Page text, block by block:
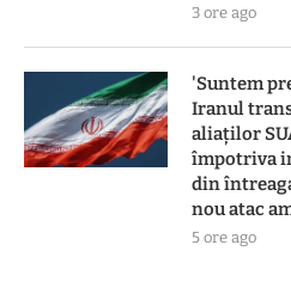
3 ore ago
'Suntem
Iranul
aliaților
împotriva
din
nou atac
5 ore ago